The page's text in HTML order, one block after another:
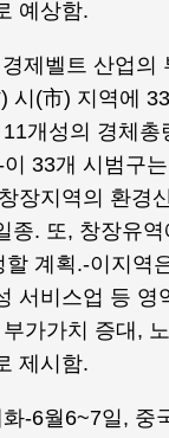
예상함.
제벨트 산업의
시(市) 지역에
개성의 경체
33개 시범구
장지역의 환경
종. 또, 창장유
계획.-이지역
서비스업 등 영
가가치 증대,
제시함.
-6월6~7일, 중